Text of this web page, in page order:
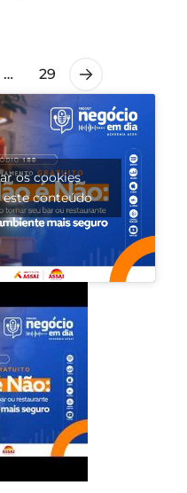
… 29
os cookies
conteúdo